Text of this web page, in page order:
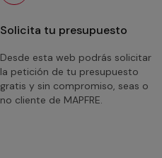
Solicita tu presupuesto
Desde esta web podrás solicitar
la petición de tu presupuesto
gratis y sin compromiso, seas o
no cliente de MAPFRE.